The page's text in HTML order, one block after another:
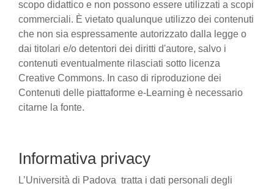
scopo didattico e non possono essere utilizzati a scopi
commerciali. È vietato qualunque utilizzo dei contenuti
che non sia espressamente autorizzato dalla legge o
dai titolari e/o detentori dei diritti d'autore, salvo i
contenuti eventualmente rilasciati sotto licenza
Creative Commons. In caso di riproduzione dei
Contenuti delle piattaforme e-Learning è necessario
citarne la fonte.
Informativa privacy
L’Università di Padova tratta i dati personali degli